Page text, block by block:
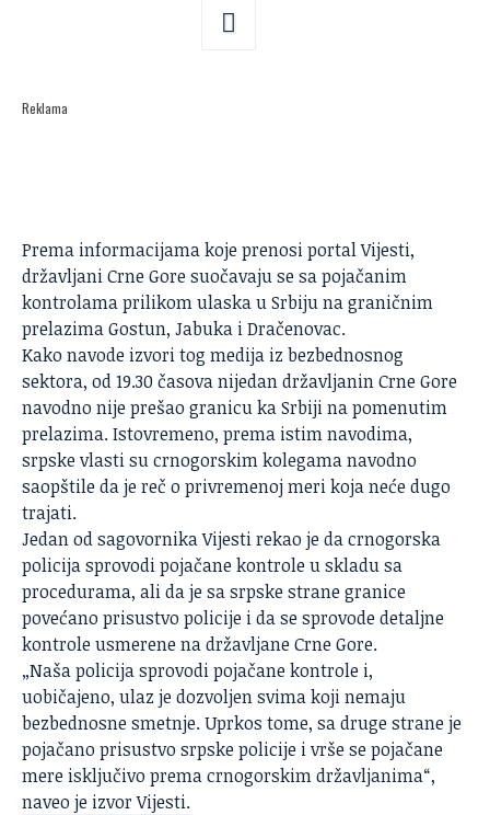
Reklama
Prema informacijama koje prenosiportal Vijesti,
državljani Crne Gore suočavaju se sa pojačanim
kontrolama prilikom ulaska u Srbiju na graničnim
prelazima Gostun, Jabuka i Dračenovac.
Kako navode izvori tog medija iz bezbednosnog
sektora, od 19.30 časova nijedan državljanin Crne Gore
navodno nije prešao granicu ka Srbiji na pomenutim
prelazima. Istovremeno, prema istim navodima,
srpske vlasti su crnogorskim kolegama navodno
saopštile da je reč o privremenoj meri koja neće dugo
trajati.
Jedan od sagovornika Vijesti rekao je da crnogorska
policija sprovodi pojačane kontrole u skladu sa
procedurama, ali da je sa srpske strane granice
povećano prisustvo policije i da se sprovode detaljne
kontrole usmerene na državljane Crne Gore.
„Naša policija sprovodi pojačane kontrole i,
uobičajeno, ulaz je dozvoljen svima koji nemaju
bezbednosne smetnje. Uprkos tome, sa druge strane je
pojačano prisustvo srpske policije i vrše se pojačane
mere isključivo prema crnogorskim državljanima“,
naveo je izvor Vijesti.